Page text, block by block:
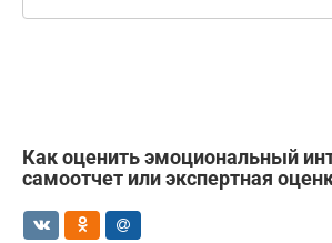
Как оценить эмоциональный
самоотчет или экспертная